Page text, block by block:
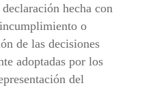
hecha con
o
de las decisiones
adoptadas por los
del